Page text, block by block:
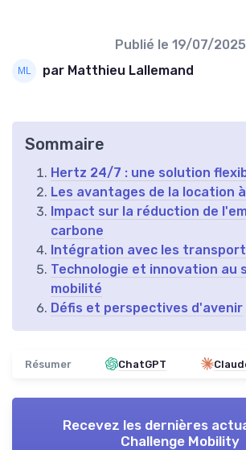
Publié le 19/07/2025
par Matthieu Lallemand
Sommaire
Hertz 24/7 : une solution
Les avantages de la location
Impact sur la réduction de
carbone
Intégration avec les
Technologie et innovation au
mobilité
Défis et perspectives d'avenir
Résumer ChatGPT
Recevez les dernières
Challenge Mobility